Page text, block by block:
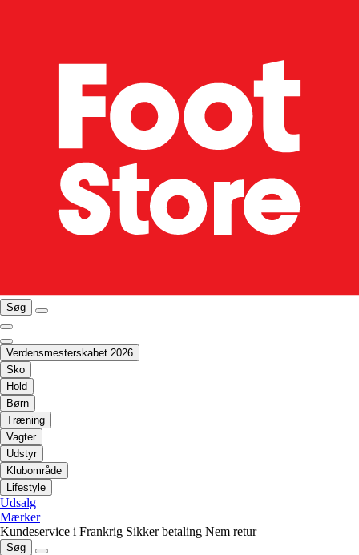
Søg
Verdensmesterskabet 2026
Sko
Hold
Børn
Træning
Vagter
Udstyr
Klubområde
Lifestyle
Udsalg
Mærker
Kundeservice i Frankrig Sikker betaling Nem retur
Søg